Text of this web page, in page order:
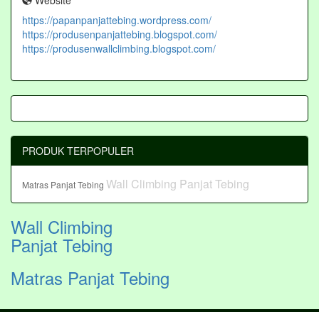
https://papanpanjattebing.wordpress.com/
https://produsenpanjattebing.blogspot.com/
https://produsenwallclimbing.blogspot.com/
PRODUK TERPOPULER
Matras Panjat Tebing Wall Climbing Panjat Tebing
Wall Climbing
Panjat Tebing
Matras Panjat Tebing